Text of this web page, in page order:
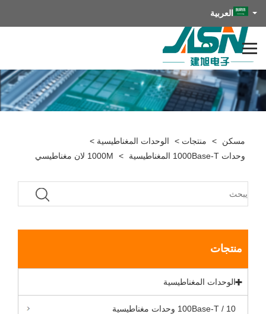
العربية
مسكن > منتجات > الوحدات المغناطيسية >
وحدات 1000Base-T المغناطيسية
> 1000M لان مغناطيسي
منتجات
الوحدات المغناطيسية
10 / 100Base-T وحدات مغناطيسية